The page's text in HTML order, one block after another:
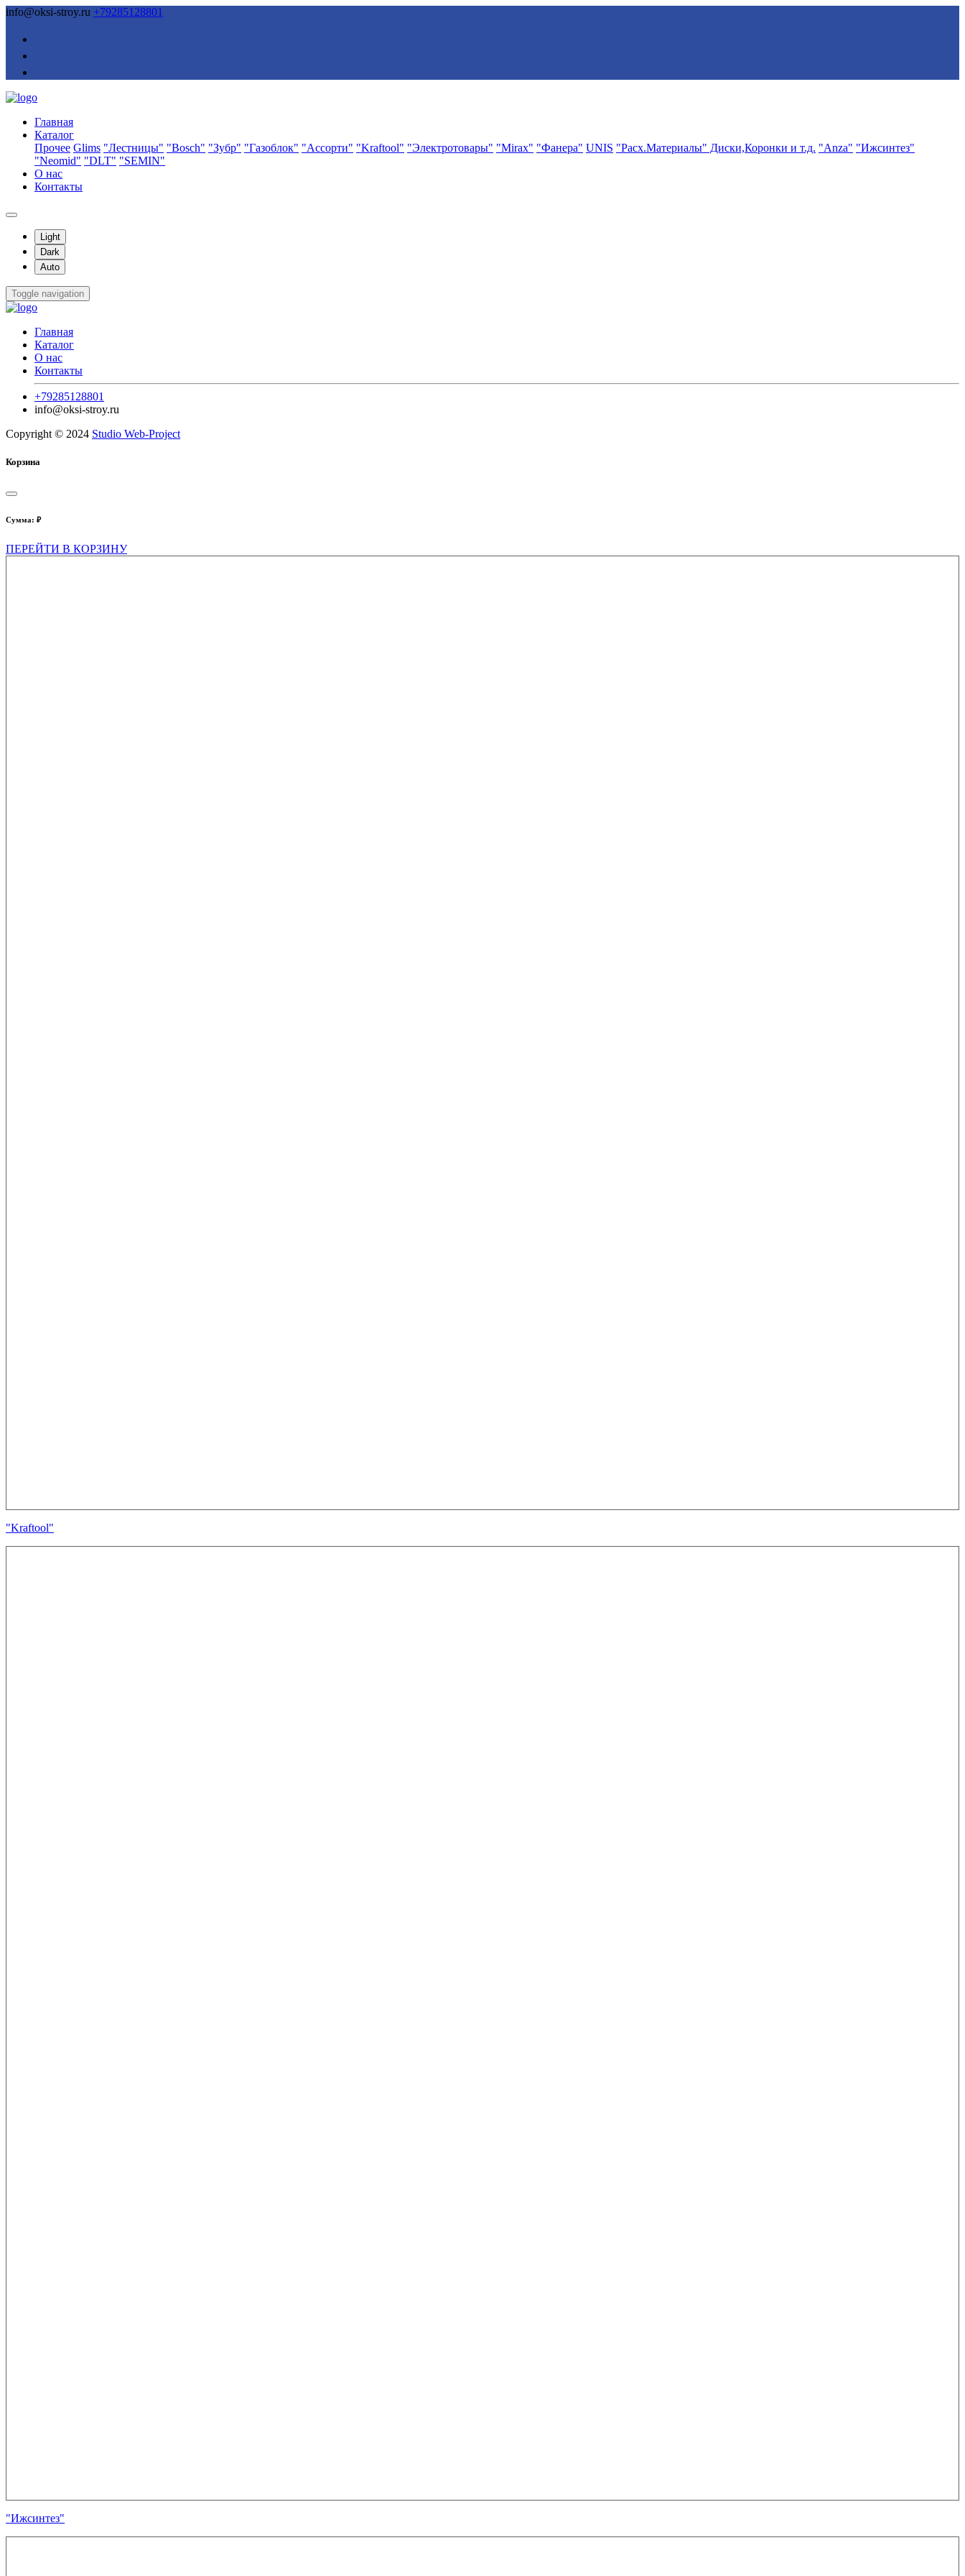
info@oksi-stroy.ru +79285128801
Главная
Каталог
Прочее Glims "Лестницы" "Bosch" "Зубр" "Газоблок" "Ассорти" "Kraftool" "Электротовары" "Mirax" "Фанера" UNIS "Расх.Материалы" Диски,Коронки и т.д. "Anza" "Ижсинтез"
"Neomid" "DLT" "SEMIN"
О нас
Контакты
Light
Dark
Auto
Toggle navigation
Главная
Каталог
О нас
Контакты
+79285128801
info@oksi-stroy.ru
Copyright © 2024 Studio Web-Project
Корзина
Сумма: ₽
ПЕРЕЙТИ В КОРЗИНУ
"Kraftool"
"Ижсинтез"